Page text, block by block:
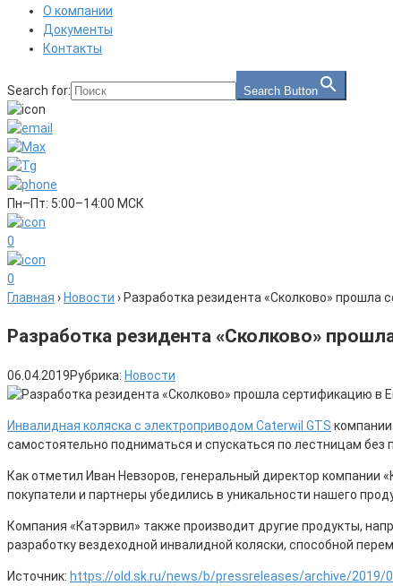
О компании
Документы
Контакты
Search for: Search Button
Пн–Пт: 5:00–14:00 МСК
0
0
Главная › Новости › Разработка резидента «Сколково» прошла
Разработка резидента «Сколково»
06.04.2019Рубрика: Новости
Инвалидная коляска с электроприводом Caterwil GTS
самостоятельно подниматься и спускаться по лестницам
Как отметил Иван Невзоров, генеральный директор
покупатели и партнеры убедились в уникальности нашего
Компания «Катэрвил» также производит другие продукты,
разработку вездеходной инвалидной коляски, способной
Источник: https://old.sk.ru/news/b/pressreleases/archive/2019/